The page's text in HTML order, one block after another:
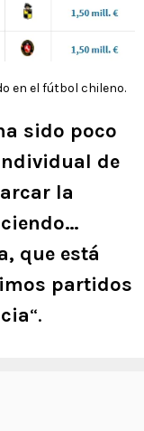
en el fútbol chileno.
sido poco
de
la
que está
partidos
“.